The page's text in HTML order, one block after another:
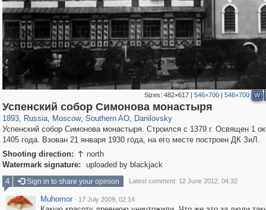
Sizes:482×617 |546×700 |546×700 W
Успенский собор Симонова монастыря
1893, Russia
1,407,338 29,248
, Moscow
319,882 8,286
, Southern AO
21,648 390
, Danilovsky
5,921 116
Успенский собор Симонова монастыря. Строился с 1379 г. Освящен 1
1405 года. Взован 21 января 1930 года, на его месте построен ДК ЗиЛ.
Shooting direction:  north
Watermark signature:
uploaded by blackjack
4
Sign in to share your opinion Latest comment: 12 June 2012, 04:32
Muhomor · 17 July 2009, 02:14